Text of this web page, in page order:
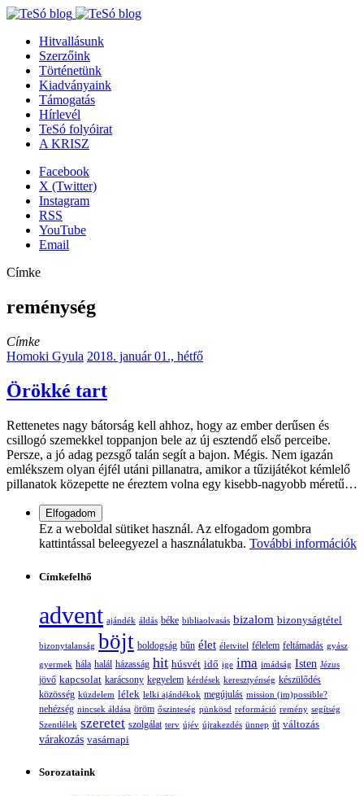
Hitvallásunk
Szerzőink
Történetünk
Kiadványaink
Támogatás
Hírlevél
TeSó folyóirat
A KRISZ
Facebook
X (Twitter)
Instagram
RSS
YouTube
Email
Címke
reménység
Címke
Homoki Gyula 2018. január 01., hétfő
Örökké tart
Rettenetes nagy bátorság kell ahhoz, hogy az ember derűsen és
csillogó szemekkel toppanjon bele az új esztendő első perceibe.
Persze, a jó adag pezsgő talán segít a bajon. Mégis. Nem igazán
emlékszem olyan éjfél utáni pillanatra, amikor a tűzijátékot kémlelő
pillanatok közepette ne éreztem volna egy kisebb-nagyobb méretű…
Ez a weboldal sütiket használ. Az elfogadom gombra
kattintással beleegyezel a használatukba. További információk
Címkefelhő
advent ajándék áldás béke bibliaolvasás bizalom bizonyságtétel
bizonytalanság böjt boldogság bűn élet életvitel félelem feltámadás gyász
gyermek hála halál házasság hit húsvét idő ige ima imádság Isten Jézus
jövő kapcsolat karácsony kegyelem kérdések keresztyénség készülődés
közösség küzdelem lélek lelki ajándékok megújulás mission (im)possible?
nehézség nincsek áldása öröm őszinteség pünkösd reformáció remény segítség
Szentlélek szeretet szolgálat terv újév újrakezdés ünnep út változás
várakozás vasárnapi
Sorozataink